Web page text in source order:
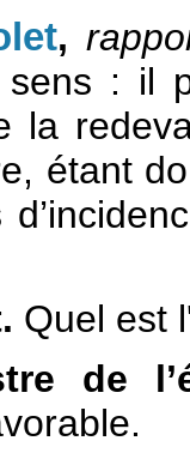
,
: il
la
étant
Quel est
de